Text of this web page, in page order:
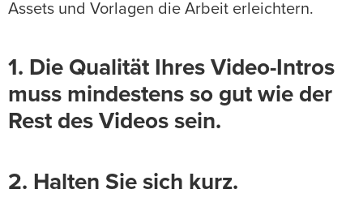
Assets und Vorlagen die Arbeit erleichtern.
1. Die Qualität Ihres Video-Intros
muss mindestens so gut wie der
Rest des Videos sein.
2. Halten Sie sich kurz.